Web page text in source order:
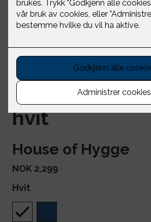
Merino
hvit
House of Hygge
NOK 2,299
Hvit